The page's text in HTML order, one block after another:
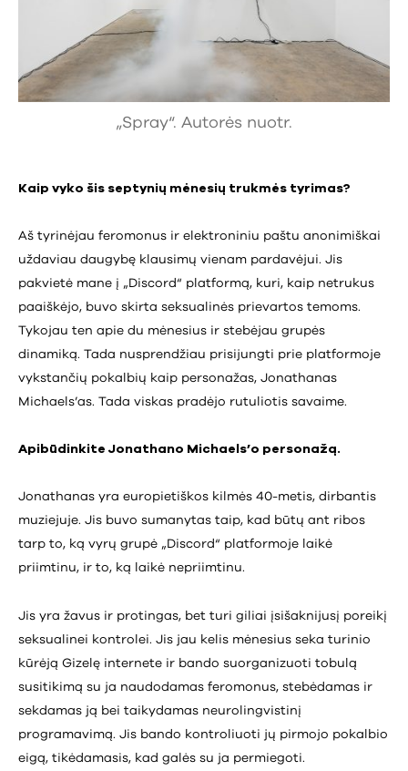
„Spray“. Autorės nuotr.
Kaip vyko šis septynių mėnesių trukmės tyrimas?
Aš tyrinėjau feromonus ir elektroniniu paštu anonimiškai
uždaviau daugybę klausimų vienam pardavėjui. Jis
pakvietė mane į „Discord“ platformą, kuri, kaip netrukus
paaiškėjo, buvo skirta seksualinės prievartos temoms.
Tykojau ten apie du mėnesius ir stebėjau grupės
dinamiką. Tada nusprendžiau prisijungti prie platformoje
vykstančių pokalbių kaip personažas, Jonathanas
Michaels’as. Tada viskas pradėjo rutuliotis savaime.
Apibūdinkite Jonathano Michaels’o personažą.
Jonathanas yra europietiškos kilmės 40-metis, dirbantis
muziejuje. Jis buvo sumanytas taip, kad būtų ant ribos
tarp to, ką vyrų grupė „Discord“ platformoje laikė
priimtinu, ir to, ką laikė nepriimtinu.
Jis yra žavus ir protingas, bet turi giliai įsišaknijusį poreikį
seksualinei kontrolei. Jis jau kelis mėnesius seka turinio
kūrėją Gizelę internete ir bando suorganizuoti tobulą
susitikimą su ja naudodamas feromonus, stebėdamas ir
sekdamas ją bei taikydamas neurolingvistinį
programavimą. Jis bando kontroliuoti jų pirmojo pokalbio
eigą, tikėdamasis, kad galės su ja permiegoti.